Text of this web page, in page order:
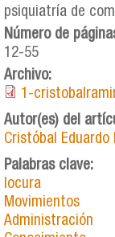
psiquiatría de
Número de
12-55
Archivo:
1-
Autor(es) del
Cristóbal Eduardo
Palabras clave:
locura
Movimientos
Administración